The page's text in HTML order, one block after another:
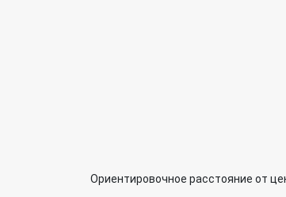
Ориентировочное расстояние от